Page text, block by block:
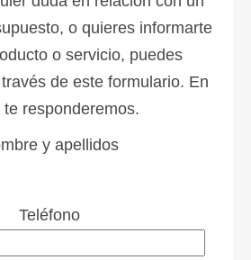
o quieres informarte
o servicio, puedes
de este formulario. En
te responderemos.
y apellidos
Teléfono